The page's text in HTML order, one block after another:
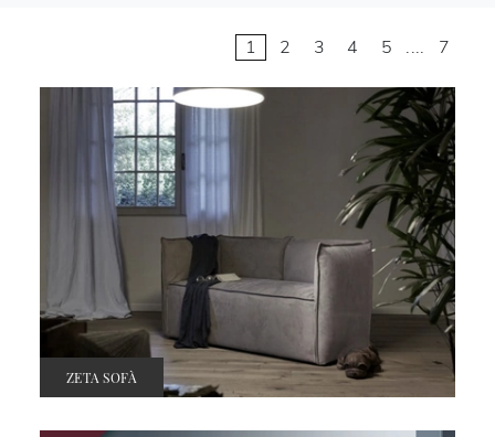
1 2 3 4 5 .... 7
ZETA SOFÀ